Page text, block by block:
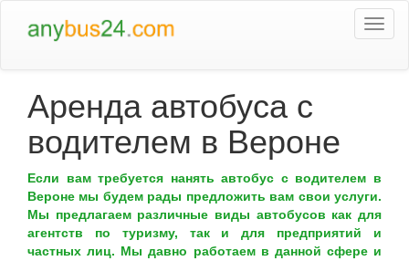
Аренда автобуса с
водителем в Вероне
Если вам требуется нанять автобус с водителем в
Вероне мы будем рады предложить вам свои услуги.
Мы предлагаем различные виды автобусов как для
агентств по туризму, так и для предприятий и
частных лиц. Мы давно работаем в данной сфере и